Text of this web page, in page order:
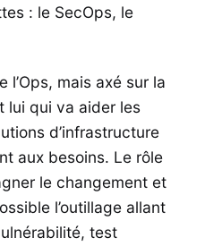
: le SecOps, le
l’Ops, mais axé sur la
lui qui va aider les
d’infrastructure
aux besoins. Le rôle
le changement et
l’outillage allant
test